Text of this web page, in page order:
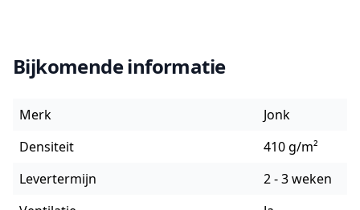
Bijkomende informatie
Merk
Jonk
Densiteit
410 g/m²
Levertermijn
2 - 3 weken